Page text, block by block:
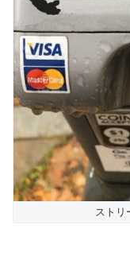
ストリ